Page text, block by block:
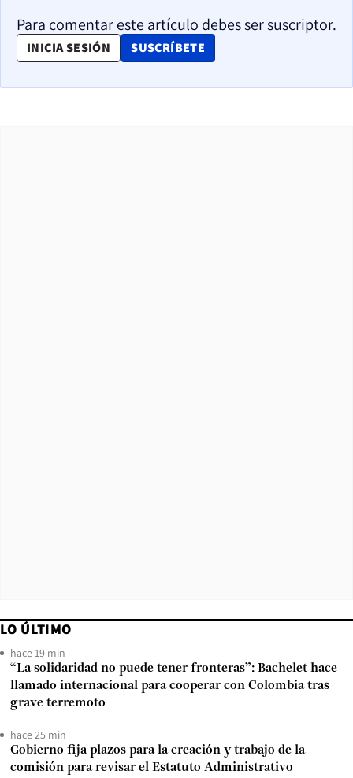
Para comentar este artículo debes ser suscriptor.
INICIA SESIÓN SUSCRÍBETE
OPENS IN NEW WINDOW
LO ÚLTIMO
hace 19 min
“La solidaridad no puede tener fronteras”: Bachelet hace
llamado internacional para cooperar con Colombia tras
grave terremoto
hace 25 min
Gobierno fija plazos para la creación y trabajo de la
comisión para revisar el Estatuto Administrativo